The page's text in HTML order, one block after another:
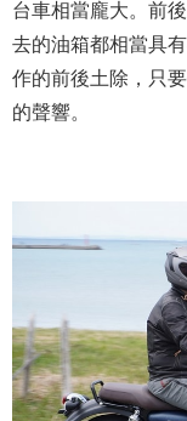
台車相當龐大。前
去的油箱都相當具
作的前後土除，只
的聲響。